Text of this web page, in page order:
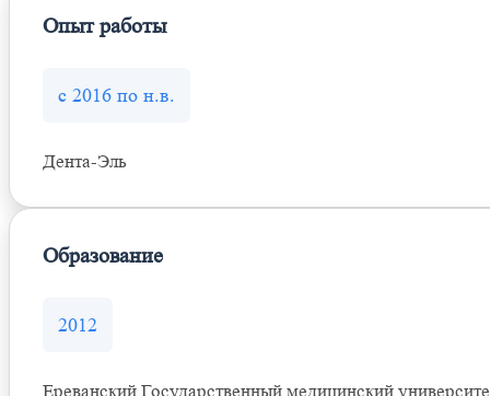
Опыт работы
с 2016 по н.в.
Дента-Эль
Образование
2012
Ереванский Государственный медицинский